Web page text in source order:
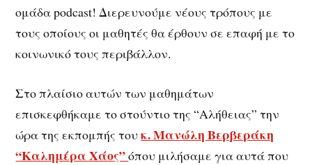
ομάδα podcast! Διερευνούμε νέους τρόπους με
τους οποίους οι μαθητές θα έρθουν σε επαφή με το
κοινωνικό τους περιβάλλον.
Στο πλαίσιο αυτών των μαθημάτων
επισκεφθήκαμε το στούντιο της “Αλήθειας” την
ώρα της εκπομπής τουκ.Μανώλη Βερβεράκη
“Καλημέρα Χάος”όπου μιλήσαμε για αυτά που